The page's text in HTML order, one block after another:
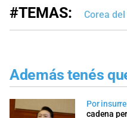
#TEMAS: Corea
Además tenés
Por
cadena